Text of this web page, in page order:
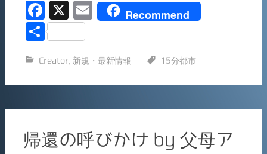
み
中…
F
a
e
b
o
k
X
E
l
Recommend
共
Creator, 新規・最新情報 15分都市
帰還の呼びかけ by 父母ア